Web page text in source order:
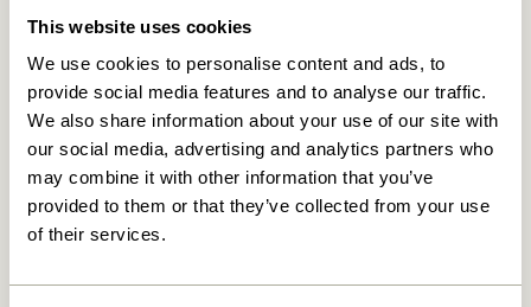
This website uses cookies
We use cookies to personalise content and ads, to
provide social media features and to analyse our traffic.
We also share information about your use of our site with
our social media, advertising and analytics partners who
may combine it with other information that you’ve
provided to them or that they’ve collected from your use
of their services.
Stilt Barstol Sand
Sortit Organiser Flerfarvet